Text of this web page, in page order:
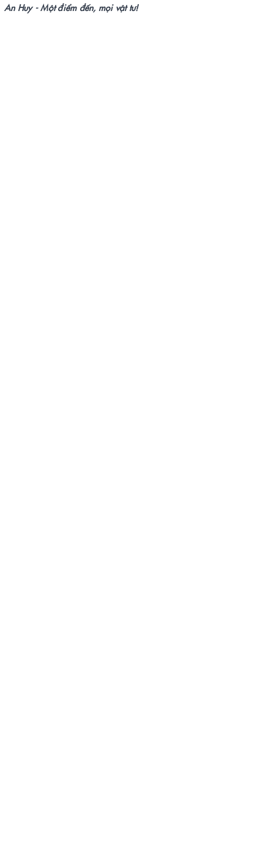
An Huy - Một điểm đến, mọi vật tư!